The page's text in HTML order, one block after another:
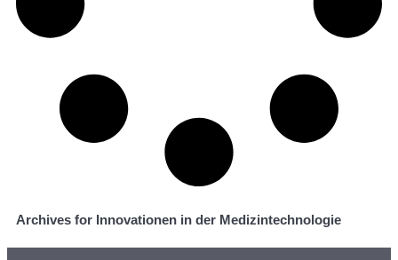
Archives for Innovationen in der Medizintechnologie